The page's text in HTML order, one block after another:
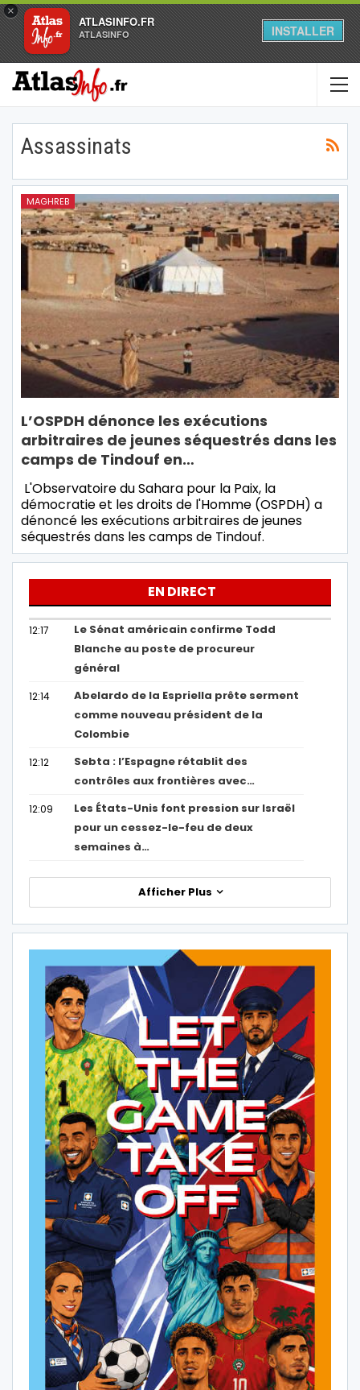
×
ATLASINFO.FR
ATLASINFO INSTALLER
Assassinats
MAGHREB
L’OSPDH dénonce les exécutions
arbitraires de jeunes séquestrés dans les
camps de Tindouf en…
L'Observatoire du Sahara pour la Paix, la
démocratie et les droits de l'Homme (OSPDH) a
dénoncé les exécutions arbitraires de jeunes
séquestrés dans les camps de Tindouf.
EN DIRECT
12:17
Le Sénat américain confirme Todd
Blanche au poste de procureur
général
12:14
Abelardo de la Espriella prête serment
comme nouveau président de la
Colombie
12:12
Sebta : l’Espagne rétablit des
contrôles aux frontières avec…
12:09
Les États-Unis font pression sur Israël
pour un cessez-le-feu de deux
semaines à…
Afficher Plus